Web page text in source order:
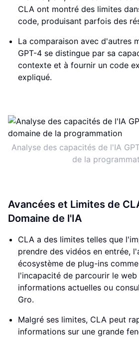
CLA ont montré des limites
code, produisant parfois des
La comparaison avec d'autres
GPT-4 se distingue par sa
contexte et à fournir un code
expliqué.
Analyse des capacités de l'IA
de la
Avancées et Limites de
Domaine de l'IA
CLA a des limites telles que
prendre des vidéos en entrée,
écosystème de plug-ins
l'incapacité de parcourir le
informations actuelles ou
Gro.
Malgré ses limites, CLA peut
informations sur une grande